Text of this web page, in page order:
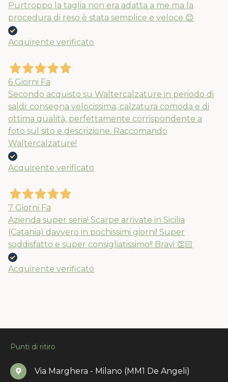
Purtroppo la taglia non era adatta a me ma la
procedura di reso è stata semplice e veloce 😊
Acquirente verificato
6 Giorni Fa
Secondo acquisto su Waltercalzature in periodo di
saldi: consegna velocissima, calzatura comoda e di
ottima qualità, perfettamente corrispondente a
foto sul sito e descrizione. Raccomando
Waltercalzature!
Acquirente verificato
7 Giorni Fa
Azienda super seria! Scarpe arrivate in Sicilia
(Catania) davvero in pochissimi giorni! Super
soddisfatto e super consigliatissimo!! Bravi 👏🏻
Acquirente verificato
Punti di ritiro
Via Marghera - Milano (MM1 De Angeli)